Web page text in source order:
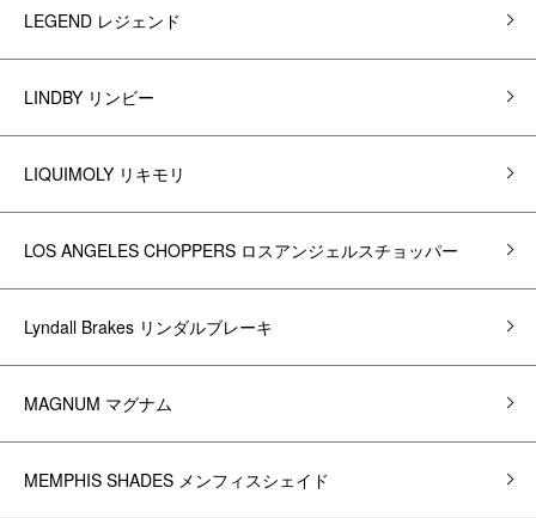
LEGEND レジェンド
LINDBY リンビー
LIQUIMOLY リキモリ
LOS ANGELES CHOPPERS ロスアンジェルスチョッパー
Lyndall Brakes リンダルブレーキ
MAGNUM マグナム
MEMPHIS SHADES メンフィスシェイド